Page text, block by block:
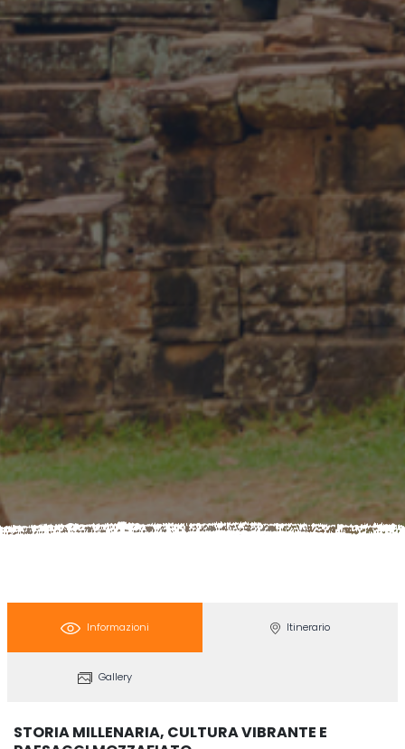
Informazioni Itinerario
Gallery
STORIA MILLENARIA, CULTURA VIBRANTE E